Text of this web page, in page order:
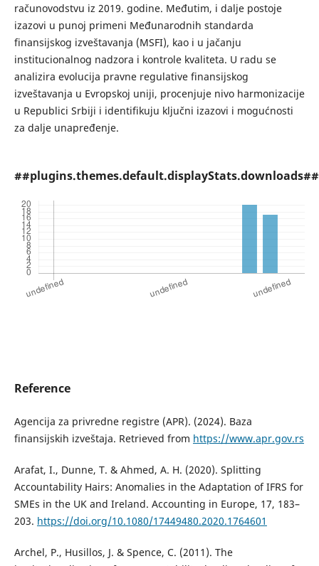
računovodstvu iz 2019. godine. Međutim, i dalje postoje
izazovi u punoj primeni Međunarodnih standarda
finansijskog izveštavanja (MSFI), kao i u jačanju
institucionalnog nadzora i kontrole kvaliteta. U radu se
analizira evolucija pravne regulative finansijskog
izveštavanja u Evropskoj uniji, procenjuje nivo harmonizacije
u Republici Srbiji i identifikuju ključni izazovi i mogućnosti
za dalje unapređenje.
##plugins.themes.default.displayStats.downloads##
Reference
Agencija za privredne registre (APR). (2024). Baza
finansijskih izveštaja. Retrieved from https://www.apr.gov.rs
Arafat, I., Dunne, T. & Ahmed, A. H. (2020). Splitting
Accountability Hairs: Anomalies in the Adaptation of IFRS for
SMEs in the UK and Ireland. Accounting in Europe, 17, 183–
203. https://doi.org/10.1080/17449480.2020.1764601
Archel, P., Husillos, J. & Spence, C. (2011). The